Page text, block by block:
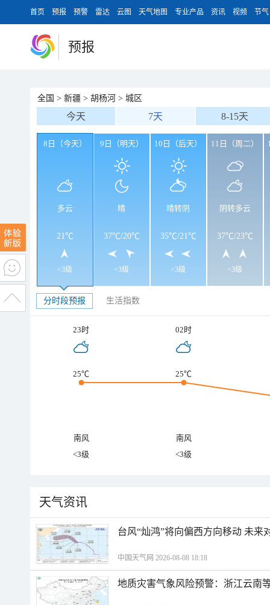
首页 预报 预警 雷达 云图 天气地图 专业产品 资讯 视频 节气
预报
全国 > 新疆 > 胡杨河 > 城区
今天 7天 8-15天
8日（今天）
多云
21℃
<3级
9日（明天）
晴
37℃/20℃
<3级
10日（后天）
晴转阴
35℃/21℃
<3级
11日（周二）
阴转多云
37℃/23℃
<3级
分时段预报 生活指数
23时 02时
25℃ 25℃
南风
南风
<3级
<3级
天气资讯
台风“灿鸿”将向偏西方向移动 未来
中国天气网 2026-08-08 18:18
地质灾害气象风险预警：浙江云南